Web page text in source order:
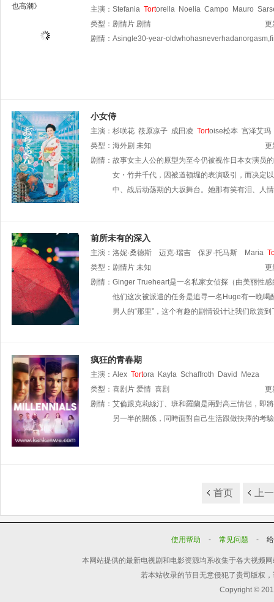
主演： Stefania Tortorella Noelia Campo Mauro
类型： 剧情片 剧情
更
剧情： Asingle30-year-
小女侍
主演： 杉咲花 筱原凉子 成田凌 Tortoise松本 宫泽艾玛
类型： 海外剧 未知
更
剧情： 故事女主人公的原型为至今仍被视作日本女演员
女・竹井千代，因被道顿堀的表演吸引，而决定
中、战后动荡期的大坂舞台。她那有笑有泪、人
前所未有的深入
主演： 洛妮·桑德斯 迈克·瑞吉 保罗·托马斯 Maria
类型： 剧情片 未知
更
剧情： Ginger Trueheart是一名私家女侦探（由美丽性
他们这次被派遣的任务是追寻一名Huge有一晚
男人的“那里”，这个有趣的剧情设计让我们欣赏
疯狂的青春期
主演： Alex Tortora Kayla Schaffroth David
Meza
类型： 喜剧片 爱情 喜剧
更
剧情： 艾倫跟克莉絲汀、班和羅蘭是兩對高三情侶，即
另一半的關係，同時面對自己生活跟做抉擇的考
首页 上
使用帮助 - 常见问题 -
本网站提供的最新电视剧和电影资源均系收集于各大视频
若本站收录的节目无意侵犯了贵司版权
Copyright ©